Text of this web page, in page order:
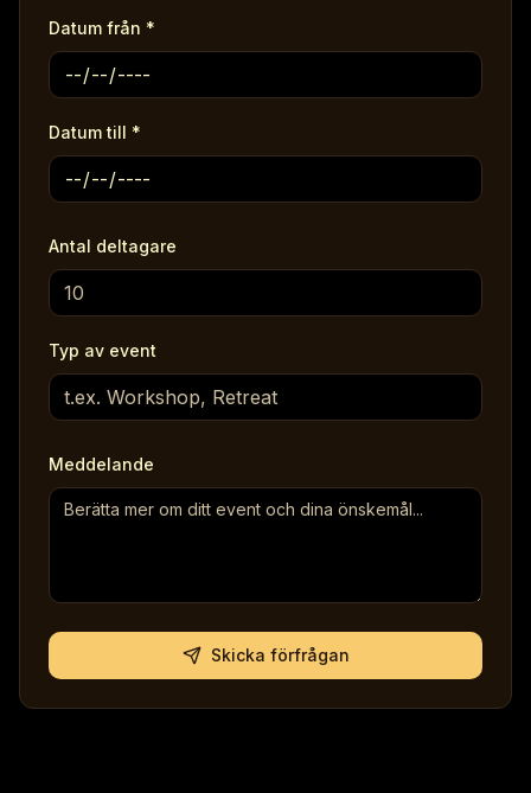
Datum från *
Datum till *
Antal deltagare
Typ av event
Meddelande
Skicka förfrågan